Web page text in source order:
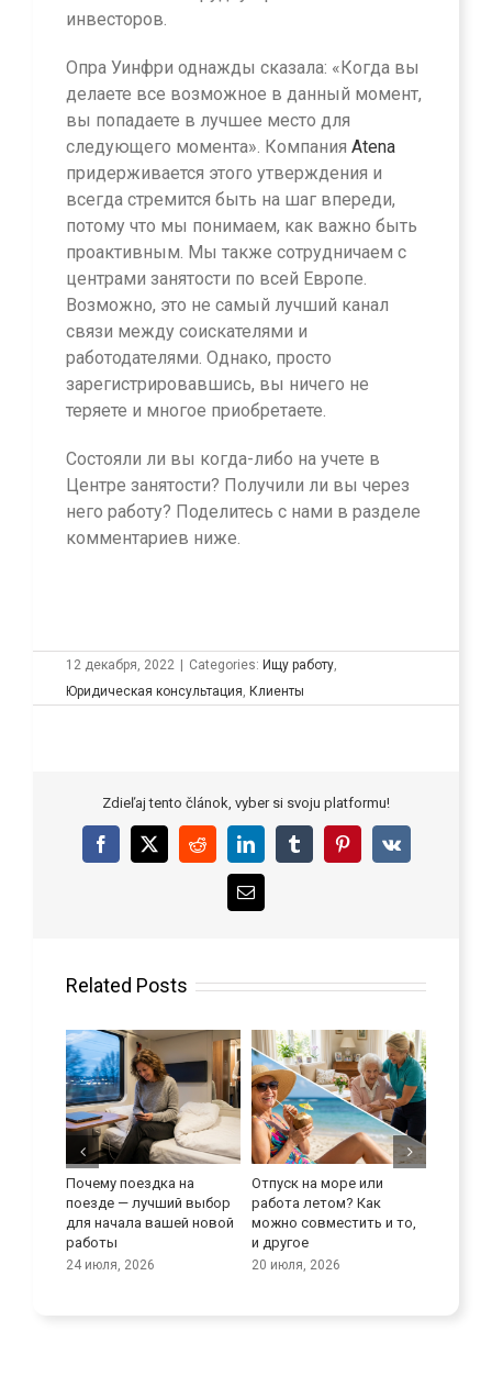
инвесторов.
Опра Уинфри однажды сказала: «Когда вы
делаете все возможное в данный момент,
вы попадаете в лучшее место для
следующего момента». Компания Atena
придерживается этого утверждения и
всегда стремится быть на шаг впереди,
потому что мы понимаем, как важно быть
проактивным. Мы также сотрудничаем с
центрами занятости по всей Европе.
Возможно, это не самый лучший канал
связи между соискателями и
работодателями. Однако, просто
зарегистрировавшись, вы ничего не
теряете и многое приобретаете.
Состояли ли вы когда-либо на учете в
Центре занятости? Получили ли вы через
него работу? Поделитесь с нами в разделе
комментариев ниже.
12 декабря, 2022 | Categories: Ищу работу,
Юридическая консультация, Клиенты
Zdieľaj tento článok, vyber si svoju platformu!
Facebook
X RedditLinkedInTumblrPinterest
Vk
Email
Related Posts
новой
Отпуск на море или
работа летом? Как
можно совместить и то,
и другое
20 июля, 2026
Улучшите свои
языковые навыки
9 июля, 2026